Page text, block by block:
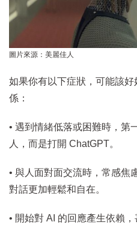
圖片來源：美麗佳人
如果你有以下症狀，可能該
係：
• 遇到情緒低落或困難時，第
人，而是打開 ChatGPT。
• 與人面對面交流時，常感焦
對話更加輕鬆和自在。
• 開始對 AI 的回應產生依賴